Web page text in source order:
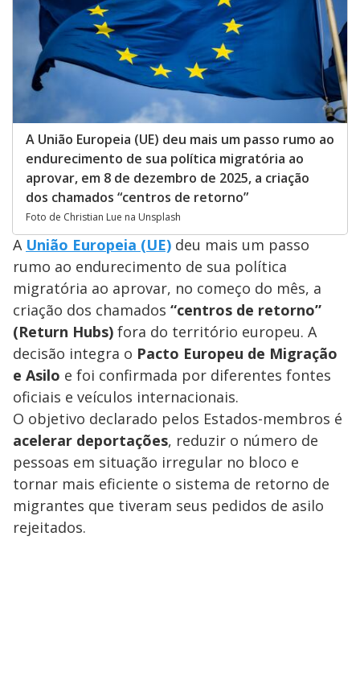
A União Europeia (UE) deu mais um passo rumo ao
endurecimento de sua política migratória ao
aprovar, em 8 de dezembro de 2025, a criação
dos chamados “centros de retorno”
Foto de Christian Lue na Unsplash
A União Europeia (UE) deu mais um passo
rumo ao endurecimento de sua política
migratória ao aprovar, no começo do mês, a
criação dos chamados “centros de retorno”
(Return Hubs) fora do território europeu. A
decisão integra o Pacto Europeu de Migração
e Asilo e foi confirmada por diferentes fontes
oficiais e veículos internacionais.
O objetivo declarado pelos Estados-membros é
acelerar deportações, reduzir o número de
pessoas em situação irregular no bloco e
tornar mais eficiente o sistema de retorno de
migrantes que tiveram seus pedidos de asilo
rejeitados.